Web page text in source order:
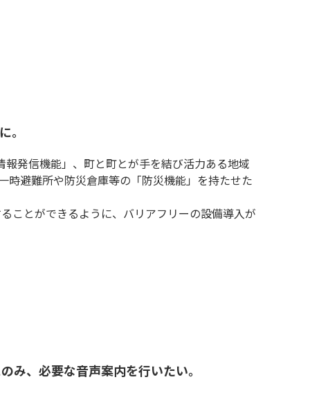
。
発信機能」、町と町とが手を結び活力ある地域
時避難所や防災倉庫等の「防災機能」を持たせた
ことができるように、バリアフリーの設備導入が
み、必要な音声案内を行いたい。